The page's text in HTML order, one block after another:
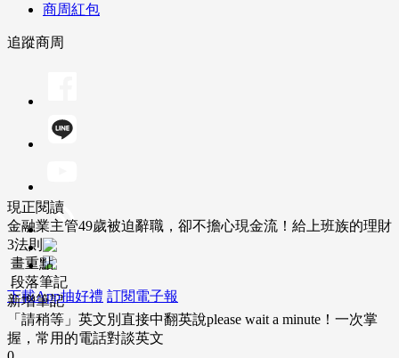
商周紅包
追蹤商周
下載App抽好禮 訂閱電子報
現正閱讀
金融業主管49歲被迫辭職，卻不擔心現金流！給上班族的理財
3法則
畫重點
段落筆記
新增筆記
「請稍等」英文別直接中翻英說please wait a minute！一次掌
握，常用的電話對談英文